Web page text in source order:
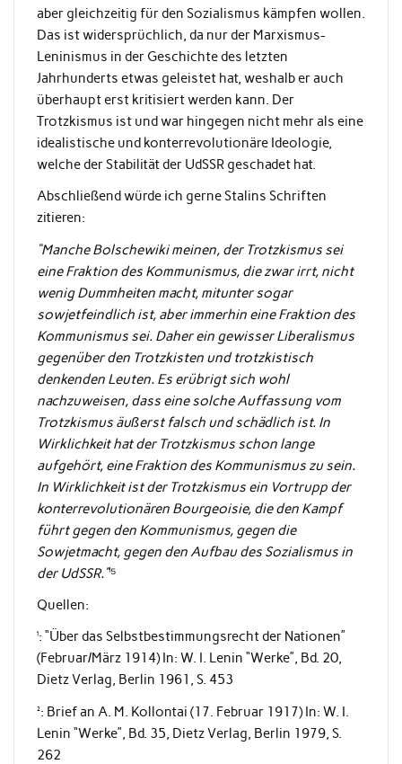
aber gleichzeitig für den Sozialismus kämpfen wollen.
Das ist widersprüchlich, da nur der Marxismus-
Leninismus in der Geschichte des letzten
Jahrhunderts etwas geleistet hat, weshalb er auch
überhaupt erst kritisiert werden kann. Der
Trotzkismus ist und war hingegen nicht mehr als eine
idealistische und konterrevolutionäre Ideologie,
welche der Stabilität der UdSSR geschadet hat.
Abschließend würde ich gerne Stalins Schriften
zitieren:
“Manche Bolschewiki meinen, der Trotzkismus sei
eine Fraktion des Kommunismus, die zwar irrt, nicht
wenig Dummheiten macht, mitunter sogar
sowjetfeindlich ist, aber immerhin eine Fraktion des
Kommunismus sei. Daher ein gewisser Liberalismus
gegenüber den Trotzkisten und trotzkistisch
denkenden Leuten. Es erübrigt sich wohl
nachzuweisen, dass eine solche Auffassung vom
Trotzkismus äußerst falsch und schädlich ist. In
Wirklichkeit hat der Trotzkismus schon lange
aufgehört, eine Fraktion des Kommunismus zu sein.
In Wirklichkeit ist der Trotzkismus ein Vortrupp der
konterrevolutionären Bourgeoisie, die den Kampf
führt gegen den Kommunismus, gegen die
Sowjetmacht, gegen den Aufbau des Sozialismus in
der UdSSR.”¹⁵
Quellen:
¹: “Über das Selbstbestimmungsrecht der Nationen”
(Februar/März 1914) In: W. I. Lenin “Werke”, Bd. 20,
Dietz Verlag, Berlin 1961, S. 453
²: Brief an A. M. Kollontai (17. Februar 1917) In: W. I.
Lenin “Werke”, Bd. 35, Dietz Verlag, Berlin 1979, S.
262